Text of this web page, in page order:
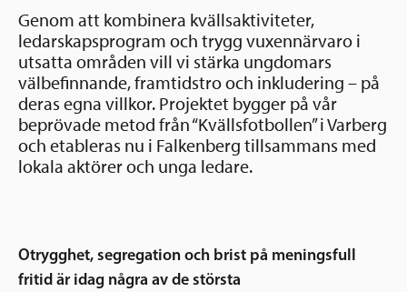
Rekommendationer
Frågor och svar
Sverige och övriga världen
Grannskapsinitiativet
Uppdrag
Hur vi arbetar
Verksamhetsberättelser & årsredovisningar
Medarbetare & styrelse
Kontakt
Pressrum
SV
Genom att kombinera kvällsaktiviteter,
ledarskapsprogram och trygg vuxennärvaro i
utsatta områden vill vi stärka ungdomars
välbefinnande, framtidstro och inkludering – på
deras egna villkor. Projektet bygger på vår
beprövade metod från “Kvällsfotbollen” i Varberg
och etableras nu i Falkenberg tillsammans med
lokala aktörer och unga ledare.
Otrygghet, segregation och brist på meningsfull
fritid är idag några av de största